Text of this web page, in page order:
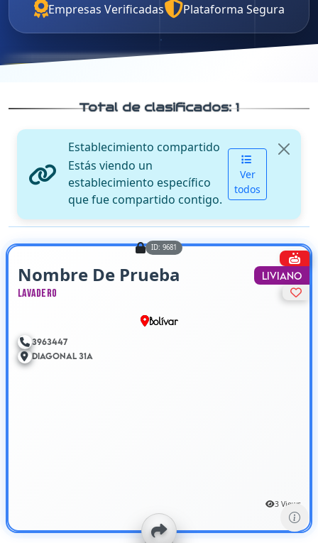
Empresas Verificadas Plataforma Segura
Total de clasificados:1
Establecimiento compartido
Estás viendo un
establecimiento específico
que fue compartido contigo.
Ver
todos
ID: 9681
Liviano
Nombre De Prueba
Lavadero
Bolívar
3963447
Diagonal 31A
3 Views